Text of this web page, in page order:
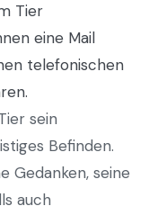
Tier
eine Mail
telefonischen
sein
Befinden.
Gedanken, seine
auch